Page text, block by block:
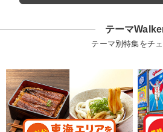
テーマ
テーマ別特集をチ